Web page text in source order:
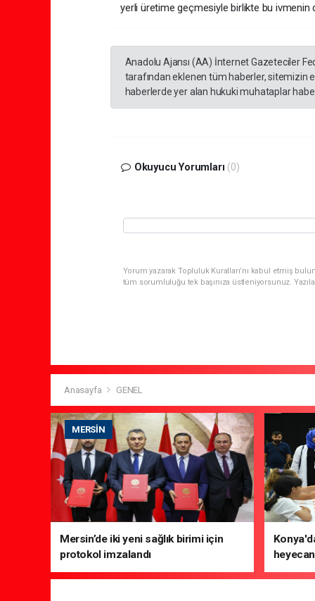
yerli üretime geçmesiyle birlikte bu ivmenin
Anadolu Ajansı (AA) İnternet Gazeteciler
tarafından eklenen tüm haberler, sitemizin
haberlerde yer alan hukuki muhataplar
Okuyucu Yorumları (0)
Yorum yazarak Topluluk Kuralları’nı kabul etmiş
tüm sorumluluğu tek başınıza üstleniyorsunuz.
Anasayfa GENEL
MERSIN
Mersin’de iki yeni sağlık birimi için
protokol imzalandı